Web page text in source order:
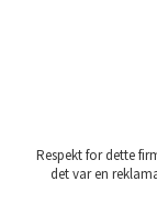
Respekt for dette
det var en